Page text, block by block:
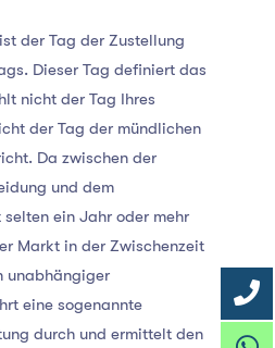
der Tag der Zustellung
Dieser Tag definiert das
nicht der Tag Ihres
der Tag der mündlichen
Da zwischen der
und dem
ein Jahr oder mehr
Markt in der Zwischenzeit
unabhängiger
eine sogenannte
durch und ermittelt den